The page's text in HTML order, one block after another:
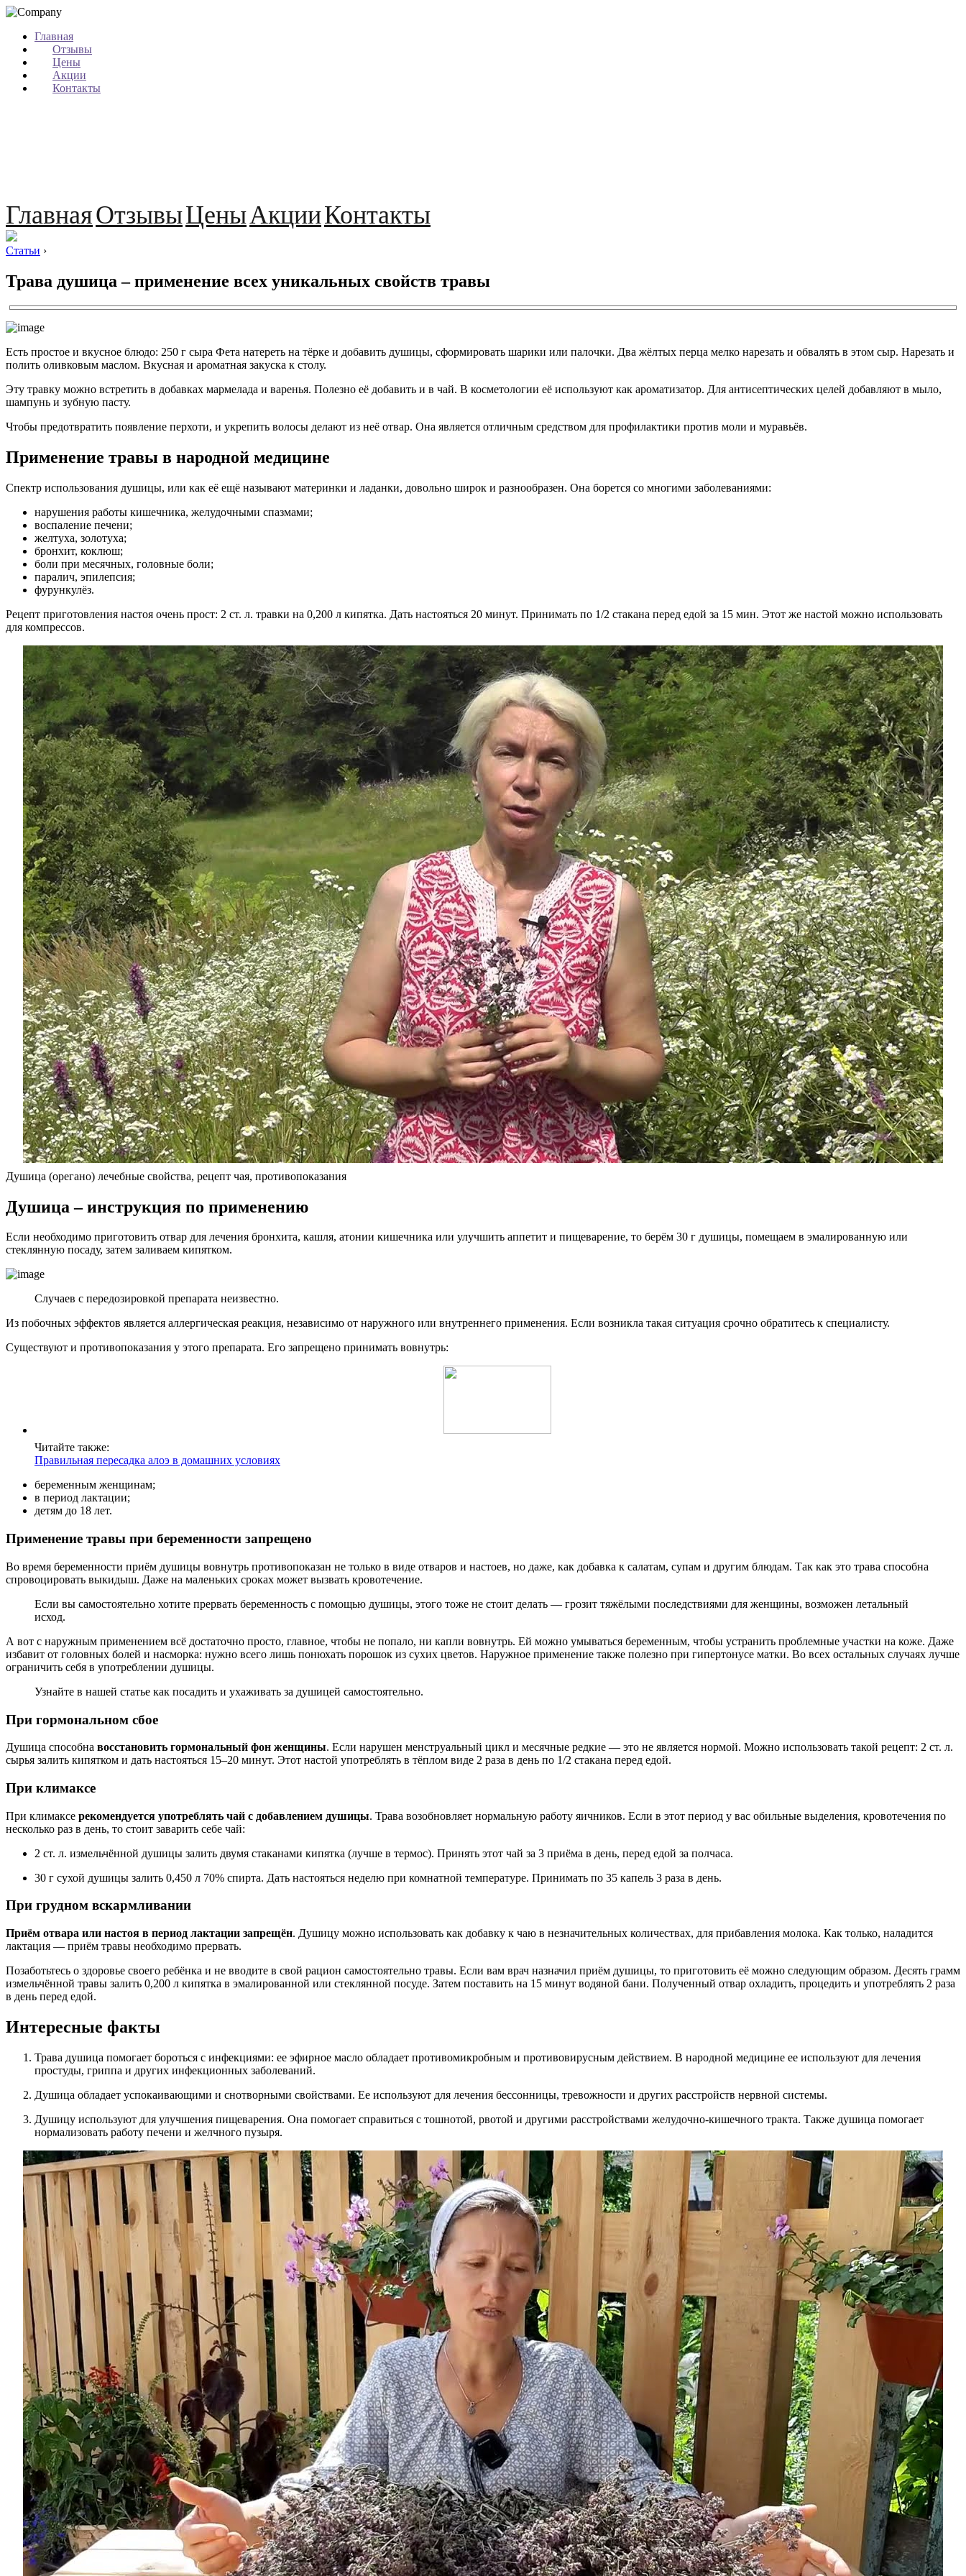
Главная
Отзывы
Цены
Акции
Контакты
ГлавнаяОтзывыЦеныАкцииКонтакты
Статьи ›
Трава душица – применение всех уникальных свойств травы
Есть простое и вкусное блюдо: 250 г сыра Фета натереть на тёрке и добавить душицы, сформировать шарики или палочки. Два жёлтых перца мелко нарезать и обвалять в этом сыр. Нарезать и
полить оливковым маслом. Вкусная и ароматная закуска к столу.
Эту травку можно встретить в добавках мармелада и варенья. Полезно её добавить и в чай. В косметологии её используют как ароматизатор. Для антисептических целей добавляют в мыло,
шампунь и зубную пасту.
Чтобы предотвратить появление перхоти, и укрепить волосы делают из неё отвар. Она является отличным средством для профилактики против моли и муравьёв.
Применение травы в народной медицине
Спектр использования душицы, или как её ещё называют материнки и ладанки, довольно широк и разнообразен. Она борется со многими заболеваниями:
нарушения работы кишечника, желудочными спазмами;
воспаление печени;
желтуха, золотуха;
бронхит, коклюш;
боли при месячных, головные боли;
паралич, эпилепсия;
фурункулёз.
Рецепт приготовления настоя очень прост: 2 ст. л. травки на 0,200 л кипятка. Дать настояться 20 минут. Принимать по 1/2 стакана перед едой за 15 мин. Этот же настой можно использовать
для компрессов.
Душица (орегано) лечебные свойства, рецепт чая, противопоказания
Душица – инструкция по применению
Если необходимо приготовить отвар для лечения бронхита, кашля, атонии кишечника или улучшить аппетит и пищеварение, то берём 30 г душицы, помещаем в эмалированную или
стеклянную посаду, затем заливаем кипятком.
Случаев с передозировкой препарата неизвестно.
Из побочных эффектов является аллергическая реакция, независимо от наружного или внутреннего применения. Если возникла такая ситуация срочно обратитесь к специалисту.
Существуют и противопоказания у этого препарата. Его запрещено принимать вовнутрь:
Читайте также:
Правильная пересадка алоэ в домашних условиях
беременным женщинам;
в период лактации;
детям до 18 лет.
Применение травы при беременности запрещено
Во время беременности приём душицы вовнутрь противопоказан не только в виде отваров и настоев, но даже, как добавка к салатам, супам и другим блюдам. Так как это трава способна
спровоцировать выкидыш. Даже на маленьких сроках может вызвать кровотечение.
Если вы самостоятельно хотите прервать беременность с помощью душицы, этого тоже не стоит делать — грозит тяжёлыми последствиями для женщины, возможен летальный
исход.
А вот с наружным применением всё достаточно просто, главное, чтобы не попало, ни капли вовнутрь. Ей можно умываться беременным, чтобы устранить проблемные участки на коже. Даже
избавит от головных болей и насморка: нужно всего лишь понюхать порошок из сухих цветов. Наружное применение также полезно при гипертонусе матки. Во всех остальных случаях лучше
ограничить себя в употреблении душицы.
Узнайте в нашей статье как посадить и ухаживать за душицей самостоятельно.
При гормональном сбое
Душица способна восстановить гормональный фон женщины. Если нарушен менструальный цикл и месячные редкие — это не является нормой. Можно использовать такой рецепт: 2 ст. л.
сырья залить кипятком и дать настояться 15–20 минут. Этот настой употреблять в тёплом виде 2 раза в день по 1/2 стакана перед едой.
При климаксе
При климаксе рекомендуется употреблять чай с добавлением душицы. Трава возобновляет нормальную работу яичников. Если в этот период у вас обильные выделения, кровотечения по
несколько раз в день, то стоит заварить себе чай:
2 ст. л. измельчённой душицы залить двумя стаканами кипятка (лучше в термос). Принять этот чай за 3 приёма в день, перед едой за полчаса.
30 г сухой душицы залить 0,450 л 70% спирта. Дать настояться неделю при комнатной температуре. Принимать по 35 капель 3 раза в день.
При грудном вскармливании
Приём отвара или настоя в период лактации запрещён. Душицу можно использовать как добавку к чаю в незначительных количествах, для прибавления молока. Как только, наладится
лактация — приём травы необходимо прервать.
Позаботьтесь о здоровье своего ребёнка и не вводите в свой рацион самостоятельно травы. Если вам врач назначил приём душицы, то приготовить её можно следующим образом. Десять грамм
измельчённой травы залить 0,200 л кипятка в эмалированной или стеклянной посуде. Затем поставить на 15 минут водяной бани. Полученный отвар охладить, процедить и употреблять 2 раза
в день перед едой.
Интересные факты
Трава душица помогает бороться с инфекциями: ее эфирное масло обладает противомикробным и противовирусным действием. В народной медицине ее используют для лечения
простуды, гриппа и других инфекционных заболеваний.
Душица обладает успокаивающими и снотворными свойствами. Ее используют для лечения бессонницы, тревожности и других расстройств нервной системы.
Душицу используют для улучшения пищеварения. Она помогает справиться с тошнотой, рвотой и другими расстройствами желудочно-кишечного тракта. Также душица помогает
нормализовать работу печени и желчного пузыря.